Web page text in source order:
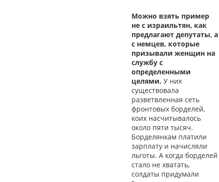
Можно взять пример
не с израильтян, как
предлагают депутаты, а
с немцев, которые
призывали женщин на
службу с
определенными
целями. У них
существовала
разветвленная сеть
фронтовых борделей,
коих насчитывалось
около пяти тысяч.
Борделянкам платили
зарплату и начисляли
льготы. А когда борделей
стало не хватать,
солдаты придумали